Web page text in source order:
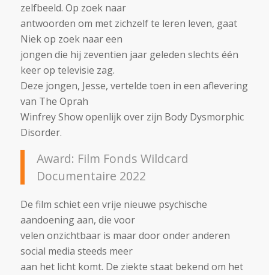
zelfbeeld. Op zoek naar
antwoorden om met zichzelf te leren leven, gaat
Niek op zoek naar een
jongen die hij zeventien jaar geleden slechts één
keer op televisie zag.
Deze jongen, Jesse, vertelde toen in een aflevering
van The Oprah
Winfrey Show openlijk over zijn Body Dysmorphic
Disorder.
Award: Film Fonds Wildcard
Documentaire 2022
De film schiet een vrije nieuwe psychische
aandoening aan, die voor
velen onzichtbaar is maar door onder anderen
social media steeds meer
aan het licht komt. De ziekte staat bekend om het